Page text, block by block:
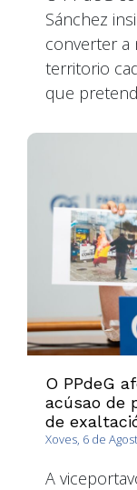
Sánchez
converter a
territorio
que
O PPdeG
acúsao de
de
Xoves, 6 de
A